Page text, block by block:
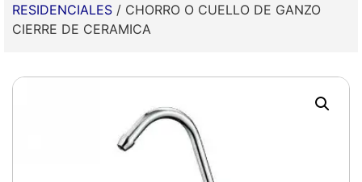
RESIDENCIALES / CHORRO O CUELLO DE GANZO
CIERRE DE CERAMICA